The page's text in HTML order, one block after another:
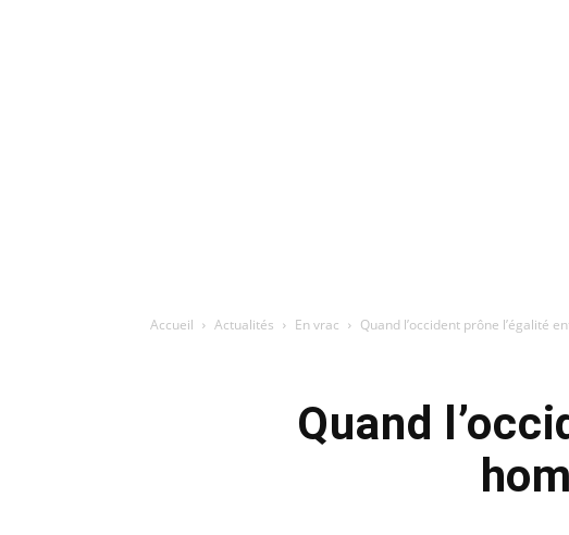
Accueil Actualités En vrac Quand l’occident prône l’égalité
Quand